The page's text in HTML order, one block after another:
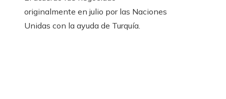
originalmente en julio por las Naciones
Unidas con la ayuda de Turquía.